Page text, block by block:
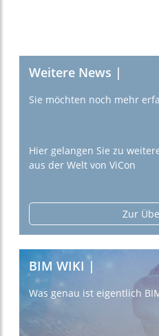
Weitere News |
Sie möchten noch mehr
Hier gelangen Sie zu
aus der Welt von ViCon
Zur
BIM WIKI |
Was genau ist eigentlich